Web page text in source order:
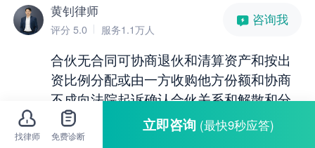
黄钊律师
评分 5.0 服务1.1万人
咨询我
合伙无合同可协商退伙和清算资产和按出
资比例分配或由一方收购他方份额和协商
不成向法院起诉确认合伙关系和解散和分
割和收集资金投入和经营记录和账目等证
据维权和保障各方的投入和收益分配公平
找律师 免费诊断
立即咨询 (最快9秒应答)